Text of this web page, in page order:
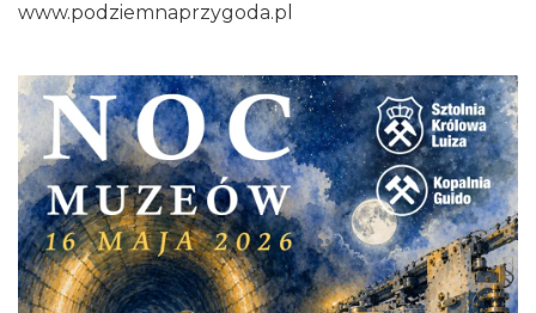
www.podziemnaprzygoda.pl